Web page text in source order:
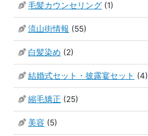
毛髪カウンセリング (1)
流山街情報 (55)
白髪染め (2)
結婚式セット・披露宴セット (4)
縮毛矯正 (25)
美容 (5)